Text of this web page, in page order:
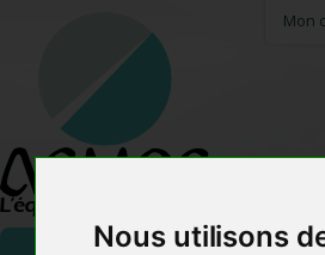
Nous utilisons
Mon